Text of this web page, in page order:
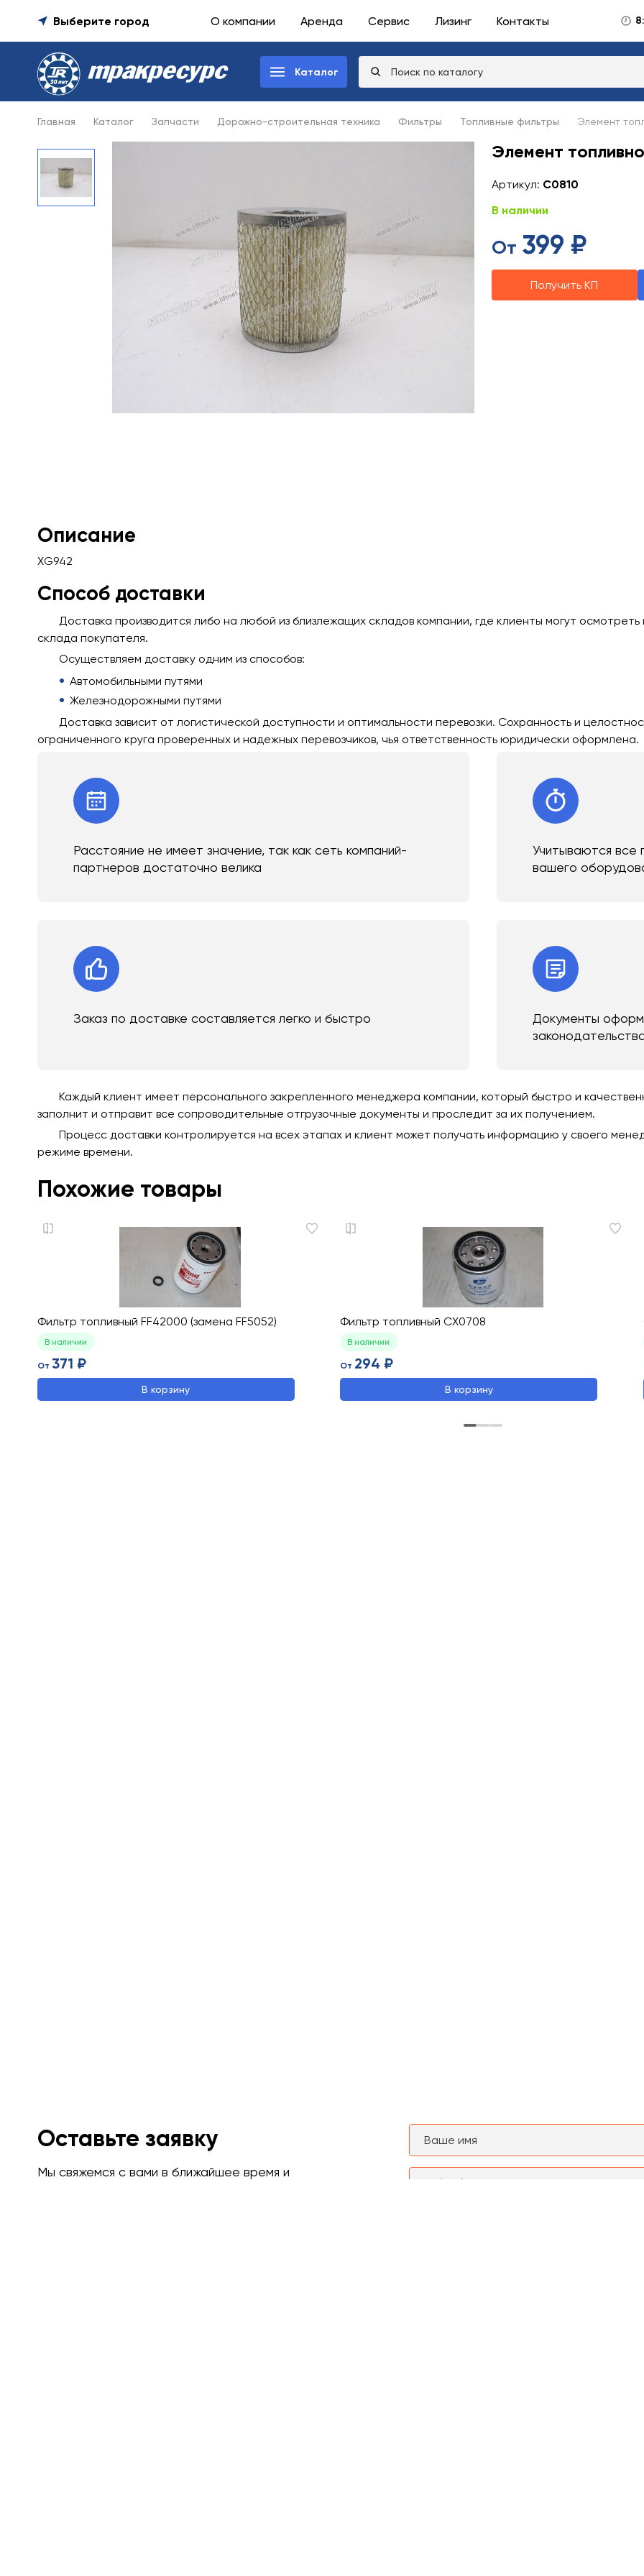
Выберите город О компании Аренда Сервис Лизинг Контакты
Каталог
Главная Каталог Запчасти Дорожно-строительная техника Фильтры Топливные фильтры Элемент
Элемент
Артикул: C0810
В наличии
От 399 ₽
Получить КП
Описание
XG942
Способ доставки
Доставка производится либо на любой из близлежащих складов компании, где клиенты могут
склада покупателя.
Осуществляем доставку одним из способов:
Автомобильными путями
Железнодорожными путями
Доставка зависит от логистической доступности и оптимальности перевозки. Сохранность и
ограниченного круга проверенных и надежных перевозчиков, чья ответственность юридически оформлена.
Расстояние не имеет значение, так как сеть компаний-
партнеров достаточно велика
Учитываются все
вашего
Заказ по доставке составляется легко и быстро
Документы
Каждый клиент имеет персонального закрепленного менеджера компании, который быстро и
заполнит и отправит все сопроводительные отгрузочные документы и проследит за их получением.
Процесс доставки контролируется на всех этапах и клиент может получать информацию у своего
режиме времени.
Похожие товары
Фильтр топливный FF42000 (замена FF5052)
В наличии
От 371 ₽
В корзину
Фильтр топливный CX0708
В наличии
От 294 ₽
В корзину
Оставьте заявку
Мы свяжемся с вами в ближайшее время и